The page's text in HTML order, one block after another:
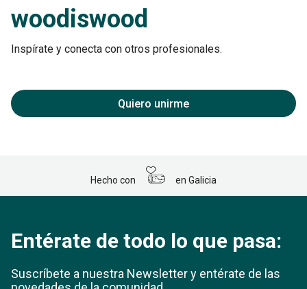
woodiswood
Inspírate y conecta con otros profesionales.
Quiero unirme
Hecho con en Galicia
Entérate de todo lo que pasa:
Suscríbete a nuestra Newsletter y entérate de las